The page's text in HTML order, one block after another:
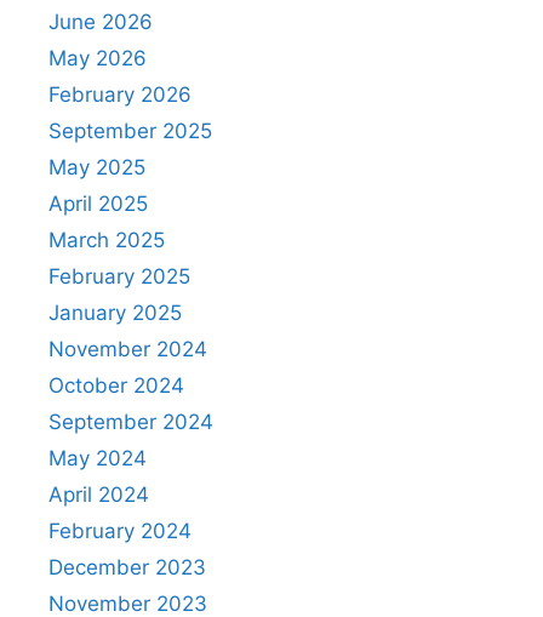
June 2026
May 2026
February 2026
September 2025
May 2025
April 2025
March 2025
February 2025
January 2025
November 2024
October 2024
September 2024
May 2024
April 2024
February 2024
December 2023
November 2023